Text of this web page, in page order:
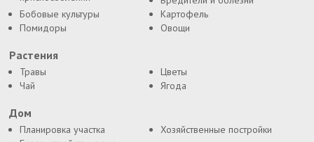
Бобовые культуры
Картофель
Помидоры
Овощи
Растения
Травы
Цветы
Чай
Ягода
Дом
Планировка участка
Хозяйственные постройки